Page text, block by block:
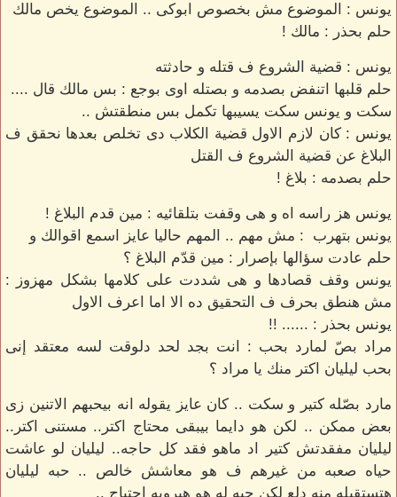
يونس : الموضوع مش بخصوص ابوكى .. الموضوع يخص مالك
حلم بحذر : مالك !
يونس : قضية الشروع ف قتله و حادثته
حلم قلبها اتنفض بصدمه و بصتله اوى بوجع : بس مالك قال ....
سكت و يونس سكت يسيبها تكمل بس منطقتش ..
يونس : كان لازم الاول قضية الكلاب دى تخلص بعدها نحقق ف
البلاغ عن قضية الشروع ف القتل
حلم بصدمه : بلاغ !
يونس هز راسه اه و هى وقفت بتلقائيه : مين قدم البلاغ !
يونس بتهرب : مش مهم .. المهم حاليا عايز اسمع اقوالك و
حلم عادت سؤالها بإصرار : مين قدّم البلاغ ؟
يونس وقف قصادها و هى شددت على كلامها بشكل مهزوز :
مش هنطق بحرف ف التحقيق ده الا اما اعرف الاول
يونس بحذر : ...... !!
مراد بصّ لمارد بحب : انت بجد لحد دلوقت لسه معتقد إنى
بحب ليليان اكتر منك يا مراد ؟
مارد بصّله كتير و سكت .. كان عايز يقوله انه بيحبهم الاتنين زى
بعض ممكن .. لكن هو دايما بيبقى محتاج اكتر.. مستنى اكتر..
ليليان مفقدتش كتير اد ماهو فقد كل حاجه.. ليليان لو عاشت
حياه صعبه من غيرهم ف هو معاشش خالص .. حبه ليليان
هتستقبله منه دلع لكن حبه له هو هيرويه احتياج ..